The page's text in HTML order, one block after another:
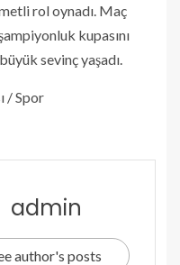
rol oynadı. Maç
kupasını
sevinç yaşadı.
/ Spor
admin
author's posts